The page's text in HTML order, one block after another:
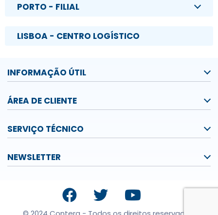
PORTO - FILIAL
LISBOA - CENTRO LOGÍSTICO
INFORMAÇÃO ÚTIL
ÁREA DE CLIENTE
SERVIÇO TÉCNICO
NEWSLETTER